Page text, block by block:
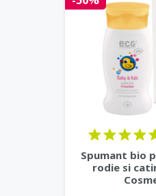
Spumant bio
rodie si